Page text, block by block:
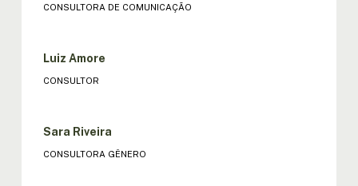
CONSULTORA DE COMUNICAÇÃO
Luiz Amore
CONSULTOR
Sara Riveira
CONSULTORA GÊNERO